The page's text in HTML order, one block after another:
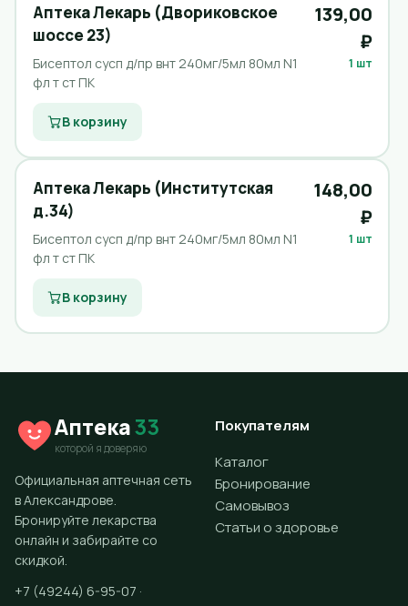
Аптека Лекарь (Двориковское
шоссе 23)
Бисептол сусп д/пр внт 240мг/5мл 80мл N1
фл т ст ПК
139,00
₽
1 шт
В корзину
Аптека Лекарь (Институтская
д.34)
Бисептол сусп д/пр внт 240мг/5мл 80мл N1
фл т ст ПК
148,00
₽
1 шт
В корзину
Аптека33
которой я доверяю
Официальная аптечная сеть
в Александрове.
Бронируйте лекарства
онлайн и забирайте со
скидкой.
+7 (49244) 6-95-07 ·
Покупателям
Каталог
Бронирование
Самовывоз
Статьи о здоровье